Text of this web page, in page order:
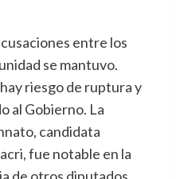
entre los
se mantuvo.
riesgo de ruptura y
al Gobierno. La
candidata
fue notable en la